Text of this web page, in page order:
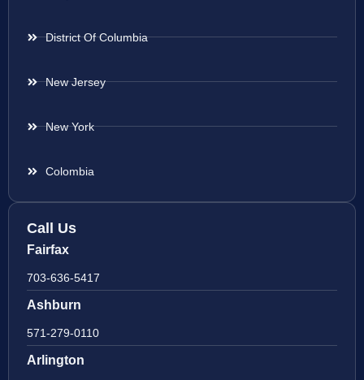
District Of Columbia
New Jersey
New York
Colombia
Call Us
Fairfax
703-636-5417
Ashburn
571-279-0110
Arlington